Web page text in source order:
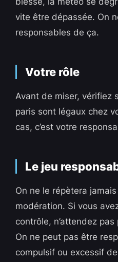
vite être dépassée. On
responsables de ça.
Votre rôle
Avant de miser, vérifiez
paris sont légaux chez
cas, c’est votre
Le jeu
On ne le répètera
modération. Si vous
contrôle, n’attendez pas
On ne peut pas être
compulsif ou excessif